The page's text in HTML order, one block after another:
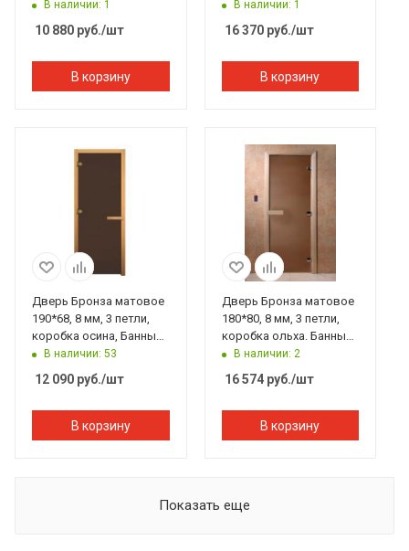
правая
В наличии: 1
10 880 руб./шт
В корзину
Эксперт
В наличии: 1
16 370руб./шт
В корзину
Дверь Бронза матовое
190*68, 8 мм, 3 петли,
коробка осина, Банный
Эксперт правая
В наличии: 53
12 090 руб./шт
В корзину
Дверь Бронза матовое
180*80, 8 мм, 3 петли,
коробка ольха. Банный
Эксперт
В наличии: 2
16 574руб./шт
В корзину
Показать еще